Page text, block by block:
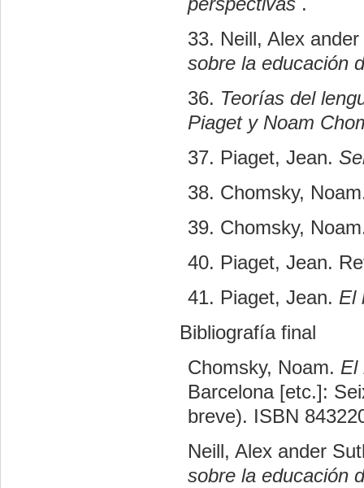
33. Neill, Alex
sobre la educación
36. Teorías del
Piaget y Noam
37. Piaget, Jean.
38. Chomsky,
39. Chomsky,
40. Piaget, Jean.
41. Piaget, Jean. El
Bibliografía final
Chomsky, Noam. El
Barcelona [etc.]:
breve). ISBN
Neill, Alex ander
sobre la educación